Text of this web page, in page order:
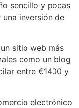
sencillo y pocas
inversión de
sitio web más
como un blog
entre €1400 y
electrónico